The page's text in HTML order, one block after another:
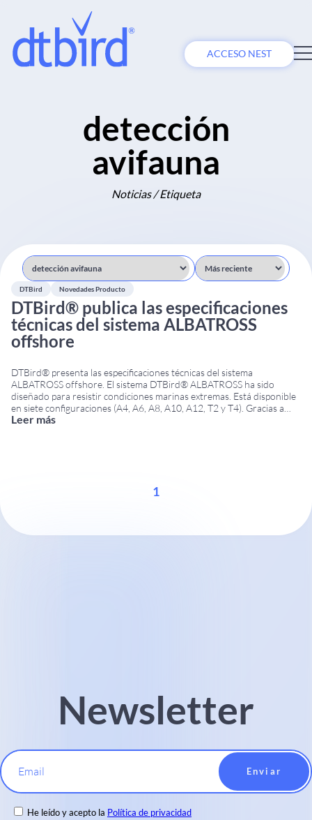
ACCESO NEST
detección
avifauna
Noticias / Etiqueta
DTBird Novedades Producto
DTBird® publica las especificaciones
técnicas del sistema ALBATROSS
offshore
DTBird® presenta las especificaciones técnicas del sistema
ALBATROSS offshore. El sistema DTBird® ALBATROSS ha sido
diseñado para resistir condiciones marinas extremas. Está disponible
en siete configuraciones (A4, A6, A8, A10, A12, T2 y T4). Gracias a
esta variedad, puede adaptarse a cada proyecto según el diámetro del
Leer más
1
Newsletter
Email
He leído y acepto la Política de privacidad